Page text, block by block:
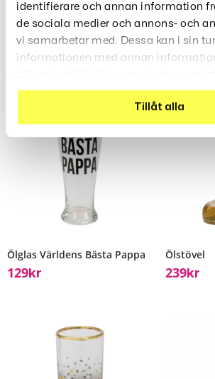
identifierare och annan information
de sociala medier och annons- och
vi samarbetar med. Dessa kan i sin
informationen med annan
använt deras tjänster.
Tillåt alla
Champagneglas Together
Forever
99Kr
Ölsejdel
129
Ölglas Världens Bästa Pappa
129Kr
Ölstövel
239Kr